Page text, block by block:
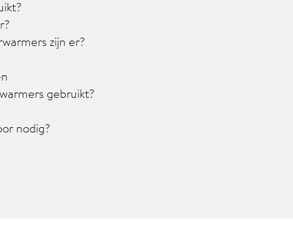
zijn er?
gebruikt?
nodig?